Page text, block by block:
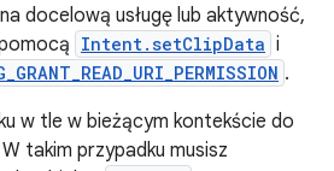
docelową usługę lub aktywność,
Intent.setClipData i
.
w tle w bieżącym kontekście do
takim przypadku musisz